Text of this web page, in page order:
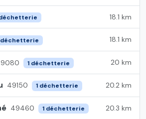
18.1 km
déchetterie 18.1 km
1 déchetterie 20 km
49150 1 déchetterie 20.2 km
49460 1 déchetterie 20.3 km